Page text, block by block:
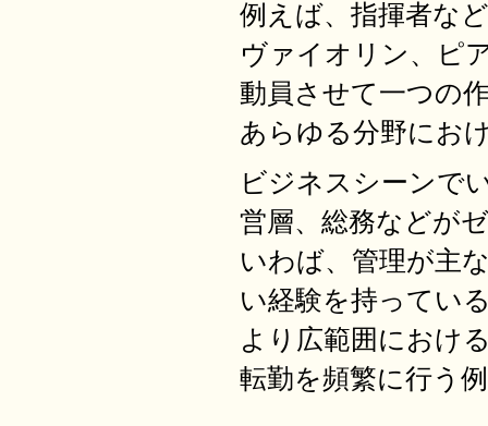
例えば、指揮者な
ヴァイオリン、ピ
動員させて一つの
あらゆる分野にお
ビジネスシーンで
営層、総務などが
いわば、管理が主
い経験を持ってい
より広範囲におけ
転勤を頻繁に行う